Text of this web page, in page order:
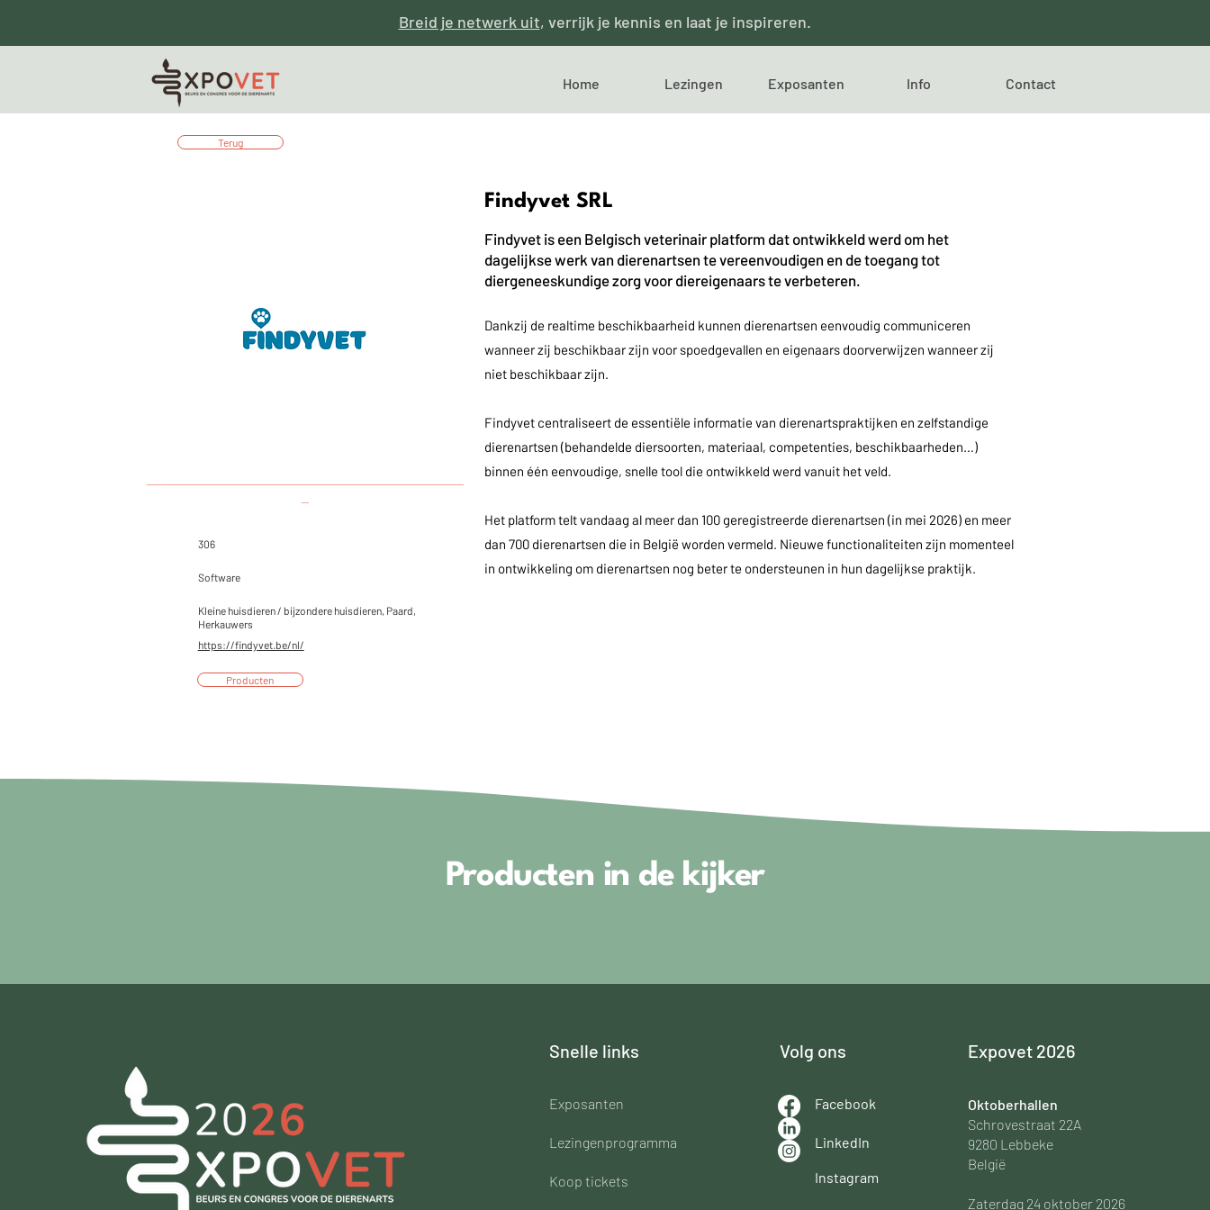
Breid je netwerk uit, verrijk je kennis en laat je inspireren.
Home Lezingen Exposanten Info Contact
Terug
306
Software
Kleine huisdieren / bijzondere huisdieren, Paard,
Herkauwers
https://findyvet.be/nl/
Producten
Findyvet SRL
Findyvet is een Belgisch veterinair platform dat ontwikkeld werd om het
dagelijkse werk van dierenartsen te vereenvoudigen en de toegang tot
diergeneeskundige zorg voor diereigenaars te verbeteren.
Dankzij de realtime beschikbaarheid kunnen dierenartsen eenvoudig communiceren
wanneer zij beschikbaar zijn voor spoedgevallen en eigenaars doorverwijzen wanneer zij
niet beschikbaar zijn.
Findyvet centraliseert de essentiële informatie van dierenartspraktijken en zelfstandige
dierenartsen (behandelde diersoorten, materiaal, competenties, beschikbaarheden…)
binnen één eenvoudige, snelle tool die ontwikkeld werd vanuit het veld.
Het platform telt vandaag al meer dan 100 geregistreerde dierenartsen (in mei 2026) en meer
dan 700 dierenartsen die in België worden vermeld. Nieuwe functionaliteiten zijn momenteel
in ontwikkeling om dierenartsen nog beter te ondersteunen in hun dagelijkse praktijk.
Producten in de kijker
Snelle links
Exposanten​
Lezingenprogramma
Koop tickets
Volg ons
Facebook
LinkedIn
Instagram
Expovet 2026
Oktoberhallen
Schrovestraat 22A
9280 Lebbeke
België
Zaterdag 24 oktober 2026